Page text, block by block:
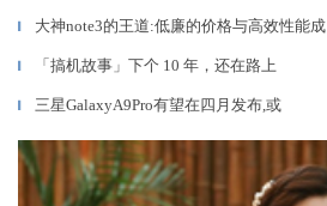
▎ 大神note3的王道:低廉的价格与高效性能成
▎ 「搞机故事」下个 10 年，还在路上
▎ 三星GalaxyA9Pro有望在四月发布,或